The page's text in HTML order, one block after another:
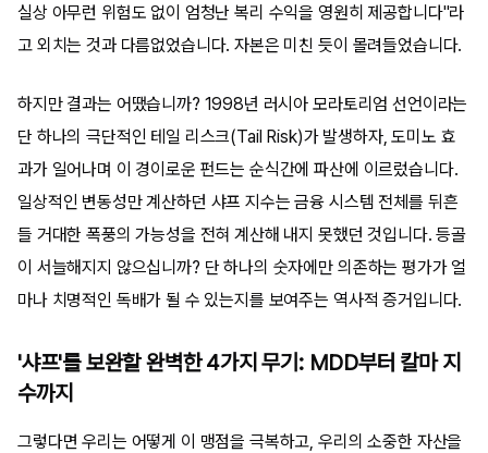
실상 아무런 위험도 없이 엄청난 복리 수익을 영원히 제공합니다"라
고 외치는 것과 다름없었습니다. 자본은 미친 듯이 몰려들었습니다.
하지만 결과는 어땠습니까? 1998년 러시아 모라토리엄 선언이라는
단 하나의 극단적인 테일 리스크(Tail Risk)가 발생하자, 도미노 효
과가 일어나며 이 경이로운 펀드는 순식간에 파산에 이르렀습니다.
일상적인 변동성만 계산하던 샤프 지수는 금융 시스템 전체를 뒤흔
들 거대한 폭풍의 가능성을 전혀 계산해 내지 못했던 것입니다. 등골
이 서늘해지지 않으십니까? 단 하나의 숫자에만 의존하는 평가가 얼
마나 치명적인 독배가 될 수 있는지를 보여주는 역사적 증거입니다.
'샤프'를 보완할 완벽한 4가지 무기: MDD부터 칼마 지
수까지
그렇다면 우리는 어떻게 이 맹점을 극복하고, 우리의 소중한 자산을